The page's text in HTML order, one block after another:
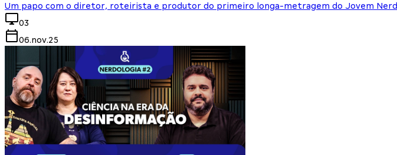
Um papo com o diretor, roteirista e produtor do primeiro longa-metragem do Jovem Nerd
03
06.nov.25